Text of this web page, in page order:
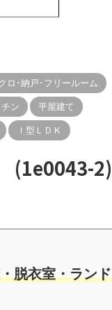
ロ･納戸･フリールーム
ン 平屋建て
Ｉ型ＬＤＫ
(1e0043-2)
脱衣室・ランド